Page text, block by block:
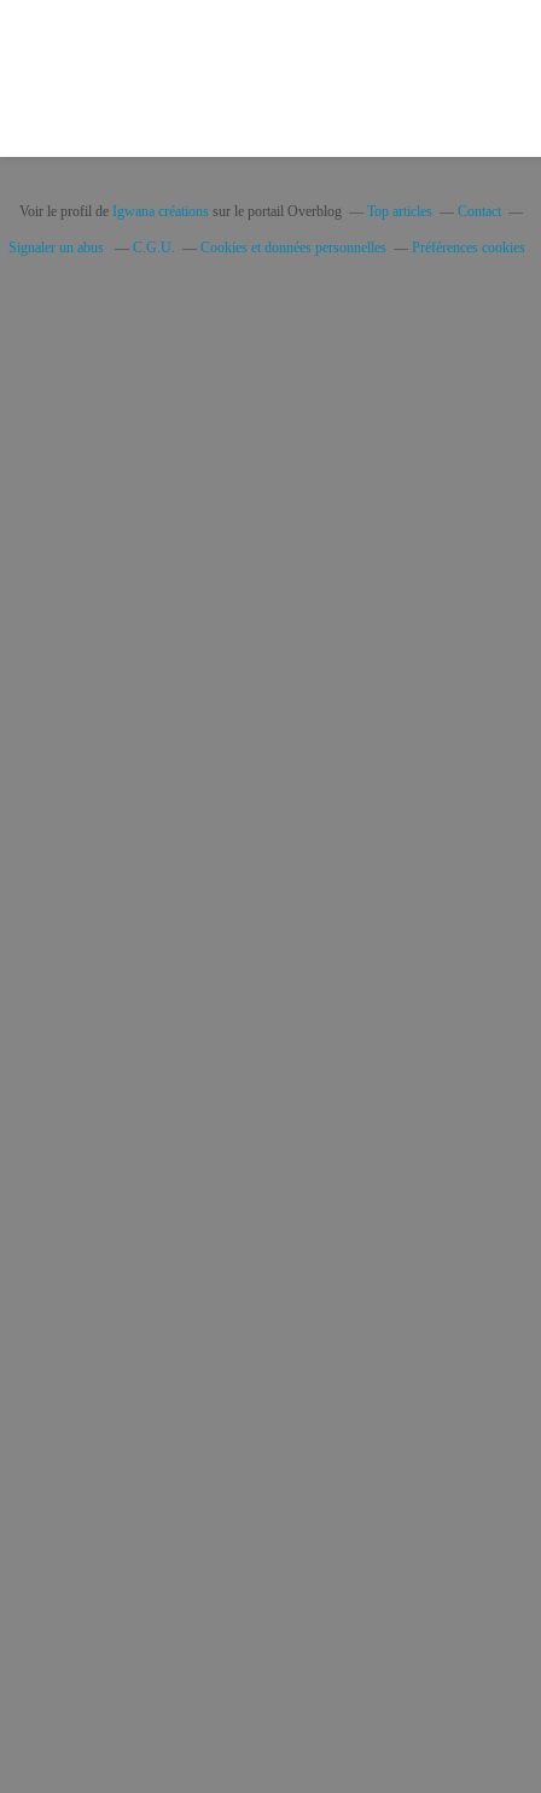
Voir le profil de Igwana créationssur le portail Overblog Top articles Contact
Signaler un abus C.G.U. Cookies et données personnelles Préférences cookies